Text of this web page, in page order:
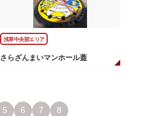
浅草中央部エリア
さらざんまいマンホール蓋
5 6 7 8